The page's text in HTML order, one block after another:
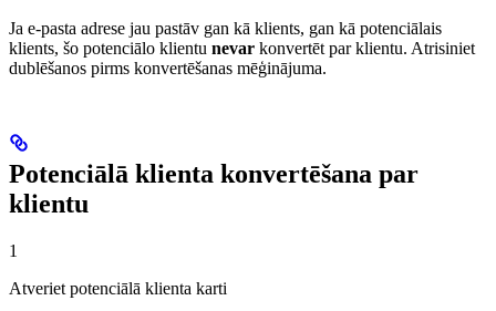
Ja e-pasta adrese jau pastāv gan kā klients, gan kā potenciālais
klients, šo potenciālo klientu nevar konvertēt par klientu. Atrisiniet
dublēšanos pirms konvertēšanas mēģinājuma.
Potenciālā klienta konvertēšana par
klientu
1
Atveriet potenciālā klienta karti